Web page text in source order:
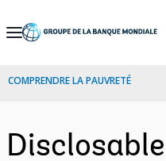
Skip
Navigation
COMPRENDRE LA PAUVRETÉ